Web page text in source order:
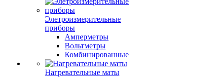
Элетроизмерительные
приборы
Амперметры
Вольтметры
Комбинированные
Нагревательные маты